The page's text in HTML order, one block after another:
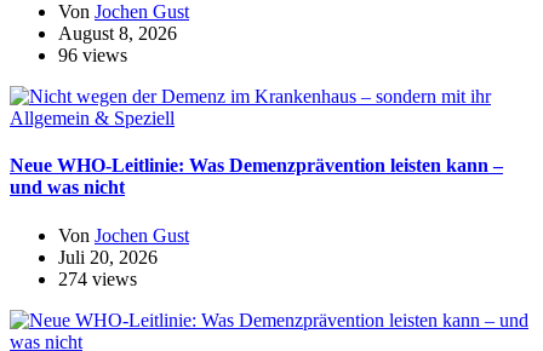
Von Jochen Gust
August 8, 2026
96 views
Allgemein & Speziell
Neue WHO-Leitlinie: Was Demenzprävention leisten kann –
und was nicht
Von Jochen Gust
Juli 20, 2026
274 views